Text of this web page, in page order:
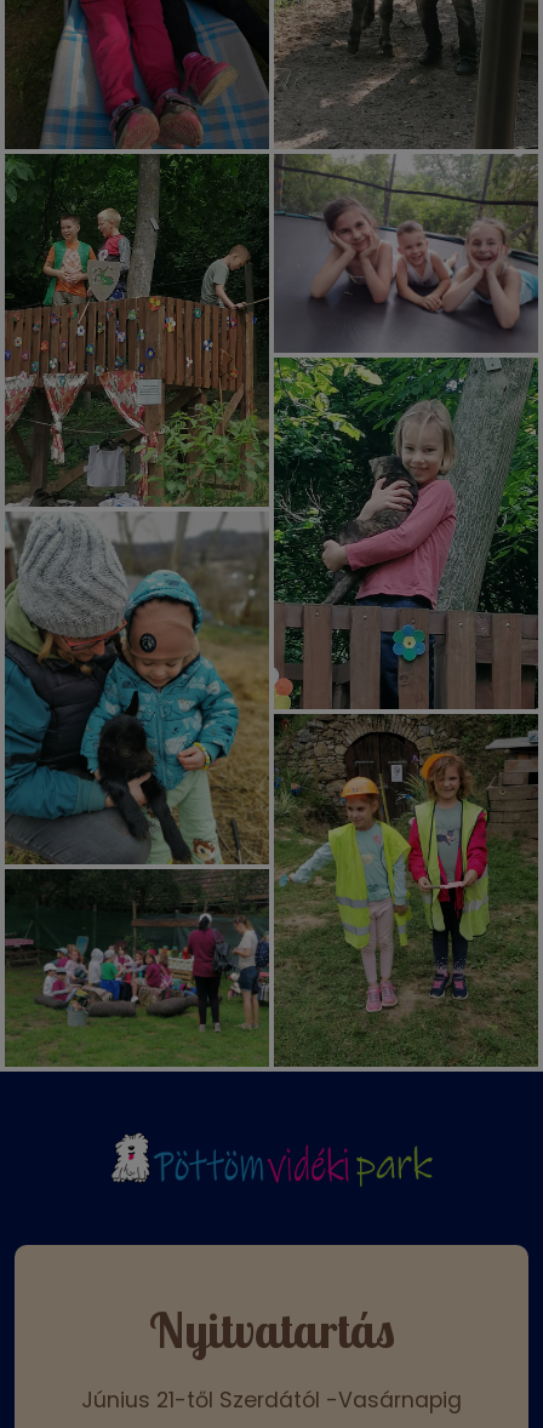
Nyitvatartás
Június 21-től Szerdától -Vasárnapig